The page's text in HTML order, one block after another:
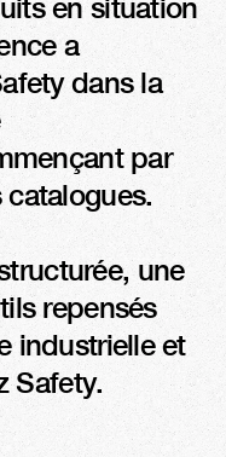
en situation
a
dans la
par
une
repensés
industrielle et
Safety.